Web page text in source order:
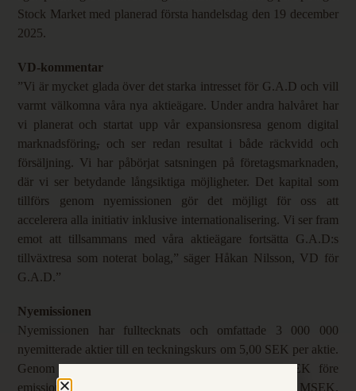
Stock Market med planerad första handelsdag den 19 december
2025.
VD-kommentar
”Vi är mycket glada över det starka intresset för G.A.D och vill
varmt välkomna våra nya aktieägare. Under andra halvåret har
vi planerat och startat upp vår expansionsresa genom digital
marknadsföring, och ser redan resultat i både räckvidd och
försäljning. Vi har påbörjat satsningen på företagsmarknaden,
där vi ser betydande långsiktiga möjligheter. Det kapital som
tillförs genom nyemissionen gör det möjligt för oss att
accelerera alla initiativ inklusive internationalisering. Vi ser fram
emot att tillsammans med våra aktieägare fortsätta G.A.D:s
tillväxtresa som noterat bolag,” säger Håkan Nilsson, VD för
G.A.D.”
Nyemissionen
Nyemissionen har fulltecknats och omfattade 3 000 000
nyemitterade aktier till en teckningskurs om 5,00 SEK per aktie.
Genom nyemissionen tillförs Bolaget cirka 15 MSEK före
emissionskostnader, vilka beräknas uppgå till cirka 2,5 MSEK.